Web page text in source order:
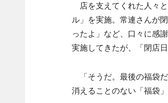
店を支えてくれた人々
ル」を実施。常連さんが
ったよ」など、口々に感
実施してきたが、「閉店
「そうだ。最後の福袋だ
消えることのない「福袋